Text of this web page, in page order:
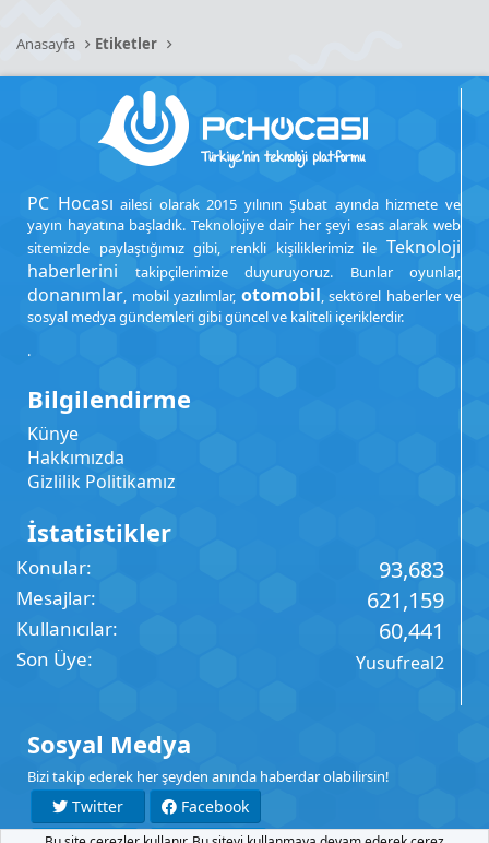
Anasayfa Etiketler
PC Hocası ailesi olarak 2015 yılının Şubat ayında hizmete ve
yayın hayatına başladık. Teknolojiye dair her şeyi esas alarak web
sitemizde paylaştığımız gibi, renkli kişiliklerimiz ile Teknoloji
haberlerini takipçilerimize duyuruyoruz. Bunlar oyunlar,
donanımlar, mobil yazılımlar, otomobil, sektörel haberler ve
sosyal medya gündemleri gibi güncel ve kaliteli içeriklerdir.
.
Bilgilendirme
Künye
Hakkımızda
Gizlilik Politikamız
İstatistikler
Konular 93,683
Mesajlar 621,159
Kullanıcılar 60,441
Son Üye Yusufreal2
Sosyal Medya
Bizi takip ederek her şeyden anında haberdar olabilirsin!
Twitter
Facebook